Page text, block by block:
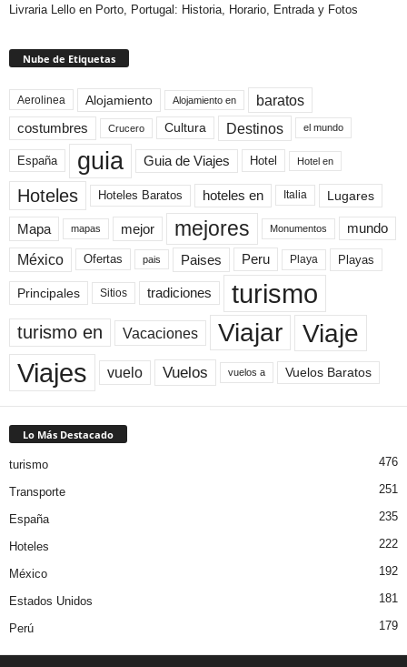
Livraria Lello en Porto, Portugal: Historia, Horario, Entrada y Fotos
Nube de Etiquetas
Aerolinea Alojamiento Alojamiento en baratos
costumbres Crucero Cultura Destinos el mundo
España guia Guia de Viajes Hotel Hotel en
Hoteles Hoteles Baratos hoteles en Italia Lugares
Mapa mapas mejor mejores Monumentos mundo
México Ofertas pais Paises Peru Playa Playas
Principales Sitios tradiciones turismo
turismo en Vacaciones Viajar Viaje
Viajes vuelo Vuelos vuelos a Vuelos Baratos
Lo Más Destacado
turismo 476
Transporte 251
España 235
Hoteles 222
México 192
Estados Unidos 181
Perú 179